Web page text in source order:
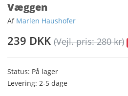
Væggen
Af Marlen Haushofer
239 DKK (Vejl. pris: 280 kr)
Status: På lager
Levering: 2-5 dage